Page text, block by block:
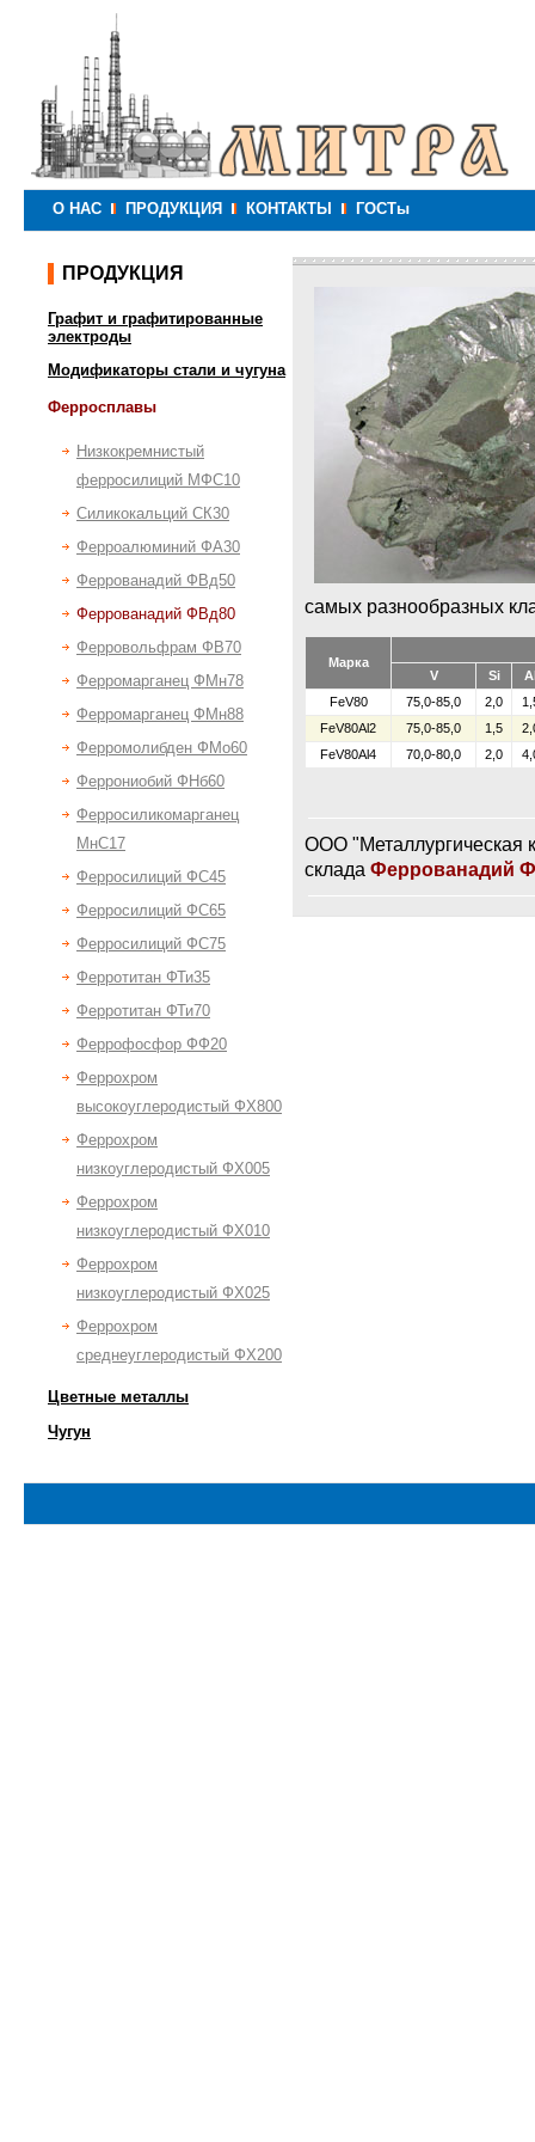
О НАС ПРОДУКЦИЯ КОНТАКТЫ ГОСТы
ПРОДУКЦИЯ
Графит и графитированные
электроды
Модификаторы стали и чугуна
Ферросплавы
Низкокремнистый
ферросилиций МФС10
Силикокальций СК30
Ферроалюминий ФА30
Феррованадий ФВд50
Феррованадий ФВд80
Ферровольфрам ФВ70
Ферромарганец ФМн78
Ферромарганец ФМн88
Ферромолибден ФМо60
Феррониобий ФНб60
Ферросиликомарганец
МнС17
Ферросилиций ФС45
Ферросилиций ФС65
Ферросилиций ФС75
Ферротитан ФТи35
Ферротитан ФТи70
Феррофосфор ФФ20
Феррохром
высокоуглеродистый ФХ800
Феррохром
низкоуглеродистый ФХ005
Феррохром
низкоуглеродистый ФХ010
Феррохром
низкоуглеродистый ФХ025
Феррохром
среднеуглеродистый ФХ200
Цветные металлы
Чугун
самых разнообразных
Марка
V
Si
FeV80
75,0-85,0 2,0
FeV80Al2
75,0-85,0 1,5
FeV80Al4
70,0-80,0 2,0
ООО "Металлургическая
складаФеррованадий